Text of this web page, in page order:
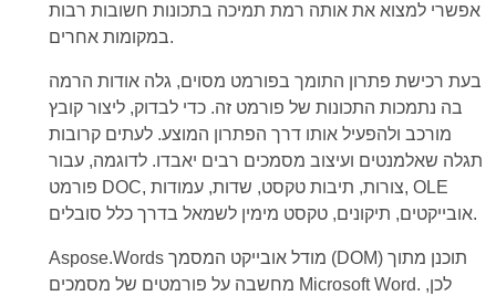
אפשרי למצוא את אותה רמת תמיכה בתכונות חשובות רבות
במקומות אחרים.
בעת רכישת פתרון התומך בפורמט מסוים, גלה אודות הרמה
בה נתמכות התכונות של פורמט זה. כדי לבדוק, ליצור קובץ
מורכב ולהפעיל אותו דרך הפתרון המוצע. לעתים קרובות
תגלה שאלמנטים ועיצוב מסמכים רבים יאבדו. לדוגמה, עבור
פורמט DOC, צורות, תיבות טקסט, שדות, עמודות, OLE
אובייקטים, תיקונים, טקסט מימין לשמאל בדרך כלל סובלים.
Aspose.Words מודל אובייקט המסמך (DOM) תוכנן מתוך
מחשבה על פורמטים של מסמכים Microsoft Word. לכן,